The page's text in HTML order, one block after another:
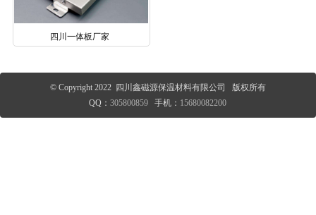
四川一体板厂家
© Copyright 2022 四川鑫磁源保温材料有限公司 版权所有
QQ：305800859 手机： 15680082200